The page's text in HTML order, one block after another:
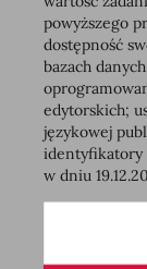
powyższego
dostępność
bazach
edytorskich;
językowej
identyfikatory
w dniu